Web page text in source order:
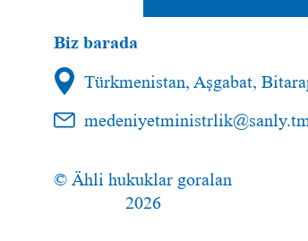
Biz barada
Türkmenistan, Aşgabat,
© Ähli hukuklar goralan
2026